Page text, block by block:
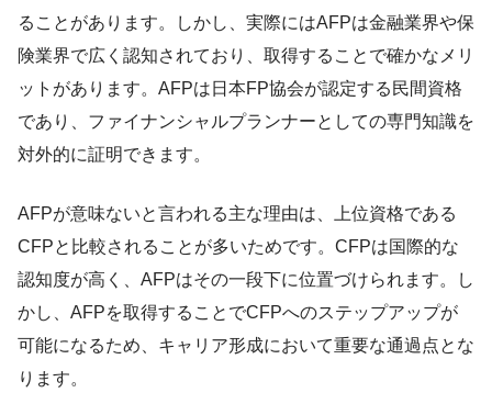
ることがあります。しかし、実際にはAFPは金融業界や保
険業界で広く認知されており、取得することで確かなメリ
ットがあります。AFPは日本FP協会が認定する民間資格
であり、ファイナンシャルプランナーとしての専門知識を
対外的に証明できます。
AFPが意味ないと言われる主な理由は、上位資格である
CFPと比較されることが多いためです。CFPは国際的な
認知度が高く、AFPはその一段下に位置づけられます。し
かし、AFPを取得することでCFPへのステップアップが
可能になるため、キャリア形成において重要な通過点とな
ります。